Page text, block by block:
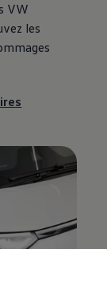
VW
les